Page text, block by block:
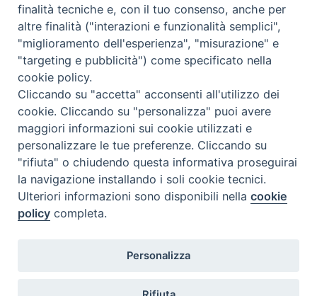
Al termine del Convegno, dalle
17:30 alle18:15
, sarà proposta
un’esperienza pratica a numero chiuso:
Gruppo Balintcondotto dalla dott.sa Maura Lichino.
Convegno SIPR-Il pluralismo religioso Prof.
Golasmici_Locandina
Convegno SIPR-Il pluralismo religioso Prof.
Golasmici_ Programma
finalità tecniche e, con il tuo consenso, anche per
altre finalità ("interazioni e funzionalità semplici",
"miglioramento dell'esperienza", "misurazione" e
"targeting e pubblicità") come specificato nella
cookie policy.
Cliccando su "accetta" acconsenti all'utilizzo dei
cookie. Cliccando su "personalizza" puoi avere
maggiori informazioni sui cookie utilizzati e
personalizzare le tue preferenze. Cliccando su
"rifiuta" o chiudendo questa informativa proseguirai
la navigazione installando i soli cookie tecnici.
Ulteriori informazioni sono disponibili nellacookie
policy completa.
Personalizza